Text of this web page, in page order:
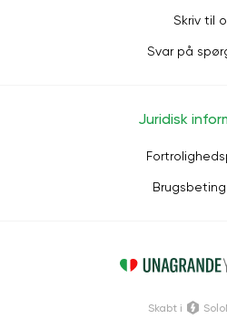
Skriv til
Svar på
Juridisk
Skabt i